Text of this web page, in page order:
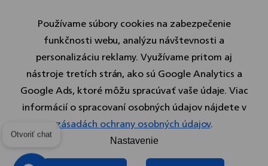
Používame súbory cookies na zabezpečenie
funkčnosti webu, analýzu návštevnosti a
personalizáciu reklamy. Využívame pritom aj
nástroje tretích strán, ako sú Google Analytics a
Google Ads, ktoré môžu spracúvať vaše údaje. Viac
informácií o spracovaní osobných údajov nájdete v
zásadách ochrany osobných údajov.
Nastavenie